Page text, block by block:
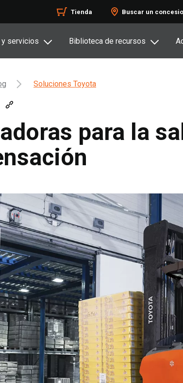
Tienda Buscar un
servicios Biblioteca de recursos
Soluciones Toyota
para la